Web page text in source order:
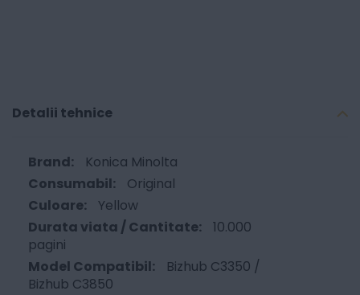
Detalii tehnice
Konica Minolta
Original
Yellow
10.000
pagini
Bizhub C3350 /
Bizhub C3850